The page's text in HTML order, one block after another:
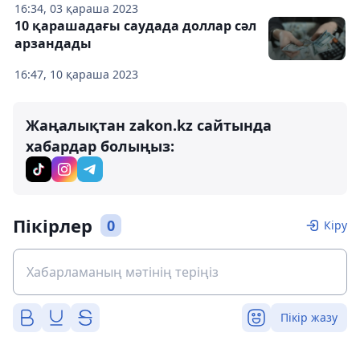
16:34, 03 қараша 2023
16:47, 10 қараша 2023
10 қарашадағы саудада доллар сәл
арзандады
Жаңалықтан zakon.kz сайтында
хабардар болыңыз:
Пікірлер 0 Кіру
Пікір жазу